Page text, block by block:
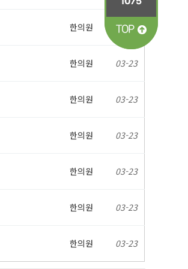
한의원 03-23
한의원 03-23
한의원 03-23
한의원 03-23
한의원 03-23
한의원 03-23
한의원 03-23